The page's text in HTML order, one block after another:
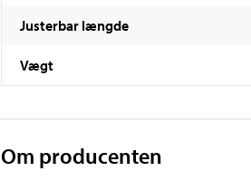
Justerbar længde
Vægt
Om producenten